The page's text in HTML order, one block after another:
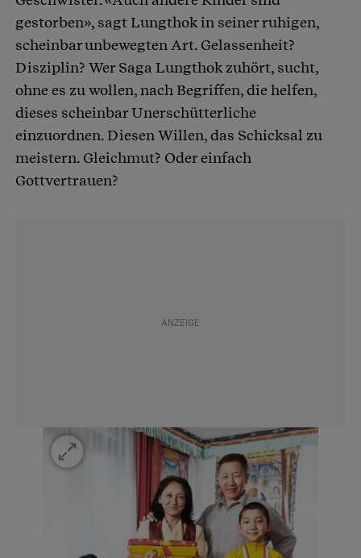
gestorben», sagt Lungthok in seiner ruhigen,
scheinbar unbewegten Art. Gelassenheit?
Disziplin? Wer Saga Lungthok zuhört, sucht,
ohne es zu wollen, nach Begriffen, die helfen,
dieses scheinbar Unerschütterliche
einzuordnen. Diesen Willen, das Schicksal zu
meistern. Gleichmut? Oder einfach
Gottvertrauen?